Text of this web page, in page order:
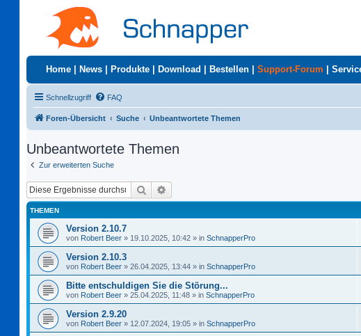
Home News Produkte Download Bestellen Support-Forum
Schnellzugriff FAQ
Foren-Übersicht Suche Unbeantwortete Themen
Unbeantwortete Themen
Zur erweiterten Suche
Suche
THEMEN
Version 2.10.7
von Robert Beer » 19.10.2025, 10:42 » in SchnapperPro
Version 2.10.3
von Robert Beer » 26.04.2025, 13:44 » in SchnapperPro
Bitte entschuldigen Sie die Störung...
von Robert Beer » 25.04.2025, 11:48 » in SchnapperPro
Version 2.9.20
von Robert Beer » 12.07.2024, 19:05 » in SchnapperPro